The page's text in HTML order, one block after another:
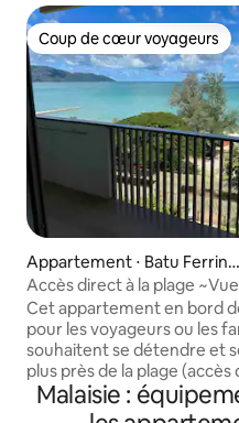
Coup de cœur voyageurs
Coup de cœur voyageurs
Appartement ⋅ Batu Ferring
hi
Accès direct à la plage
sur la mer~ @ By The Sea
Cet appartement en bord
pour les voyageurs ou les
souhaitent se détendre et
plus près de la plage (accès direct à la
plage) * * Lisez le règlement intérieur ou
envoyez une demande
Malaisie :